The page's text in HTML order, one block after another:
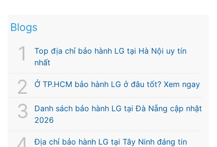
Blogs
Top địa chỉ bảo hành LG tại Hà Nội uy tín
nhất
Ở TP.HCM bảo hành LG ở đâu tốt? Xem ngay
Danh sách bảo hành LG tại Đà Nẵng cập nhật
2026
Địa chỉ bảo hành LG tại Tây Ninh đáng tin